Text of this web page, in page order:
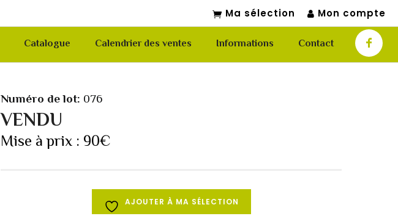
Ma sélection Mon compte
Catalogue Calendrier des ventes Informations Contact
Numéro de lot: 076
VENDU
Mise à prix : 90€
AJOUTER À MA SÉLECTION